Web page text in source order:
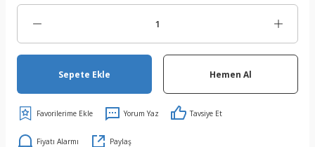
Sepete Ekle Hemen Al
Yorum Yaz Tavsiye Et
Fiyatı Alarmı Paylaş